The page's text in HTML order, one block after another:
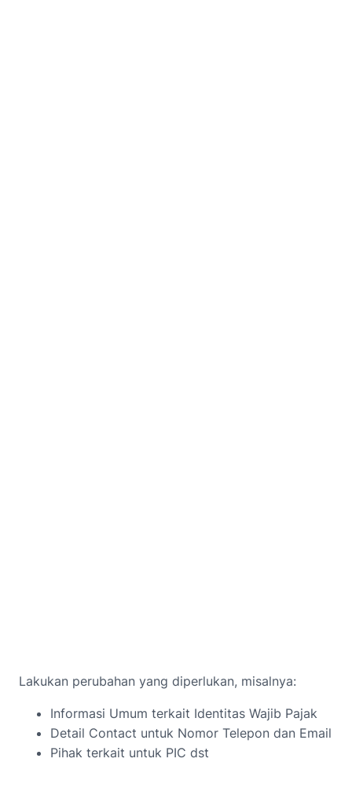
Lakukan perubahan yang diperlukan, misalnya:
Informasi Umum terkait Identitas Wajib Pajak
Detail Contact untuk Nomor Telepon dan Email
Pihak terkait untuk PIC dst